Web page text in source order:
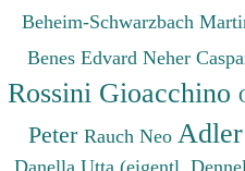
Beheim-Schwarzbach
Benes Edvard Neher
Rossini Gioacchino
Peter Rauch Neo
Danella Utta (eigentl.